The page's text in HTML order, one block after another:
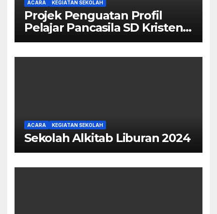
ACARA KEGIATAN SEKOLAH
Projek Penguatan Profil
Pelajar Pancasila SD Kristen
Calvary
ACARA KEGIATAN SEKOLAH
Sekolah Alkitab Liburan 2024